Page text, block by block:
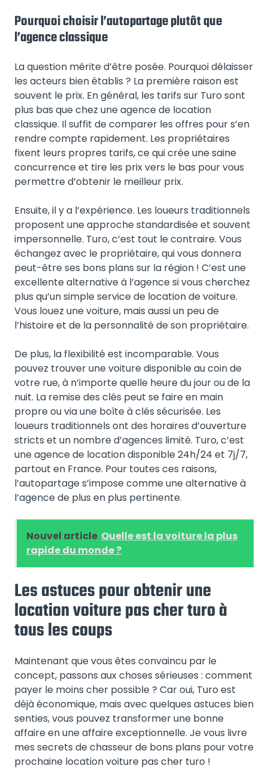
Pourquoi choisir l’autopartage plutôt que
l’agence classique
La question mérite d’être posée. Pourquoi délaisser
les acteurs bien établis ? La première raison est
souvent le prix. En général, les tarifs sur Turo sont
plus bas que chez une agence de location
classique. Il suffit de comparer les offres pour s’en
rendre compte rapidement. Les propriétaires
fixent leurs propres tarifs, ce qui crée une saine
concurrence et tire les prix vers le bas pour vous
permettre d’obtenir le meilleur prix.
Ensuite, il y a l’expérience. Les loueurs traditionnels
proposent une approche standardisée et souvent
impersonnelle. Turo, c’est tout le contraire. Vous
échangez avec le propriétaire, qui vous donnera
peut-être ses bons plans sur la région ! C’est une
excellente alternative à l’agence si vous cherchez
plus qu’un simple service de location de voiture.
Vous louez une voiture, mais aussi un peu de
l’histoire et de la personnalité de son propriétaire.
De plus, la flexibilité est incomparable. Vous
pouvez trouver une voiture disponible au coin de
votre rue, à n’importe quelle heure du jour ou de la
nuit. La remise des clés peut se faire en main
propre ou via une boîte à clés sécurisée. Les
loueurs traditionnels ont des horaires d’ouverture
stricts et un nombre d’agences limité. Turo, c’est
une agence de location disponible 24h/24 et 7j/7,
partout en France. Pour toutes ces raisons,
l’autopartage s’impose comme une alternative à
l’agence de plus en plus pertinente.
Nouvel article Quelle est la voiture la plus
rapide du monde ?
Les astuces pour obtenir une
location voiture pas cher turo à
tous les coups
Maintenant que vous êtes convaincu par le
concept, passons aux choses sérieuses : comment
payer le moins cher possible ? Car oui, Turo est
déjà économique, mais avec quelques astuces bien
senties, vous pouvez transformer une bonne
affaire en une affaire exceptionnelle. Je vous livre
mes secrets de chasseur de bons plans pour votre
prochaine location voiture pas cher turo !